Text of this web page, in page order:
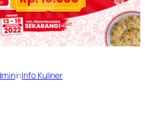
inInfo Kuliner